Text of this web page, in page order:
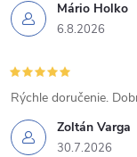
ý
p
i
s
Mário Holko
6.8.2026
Zoltán Varga
30.7.2026
Rýchle doručenie.